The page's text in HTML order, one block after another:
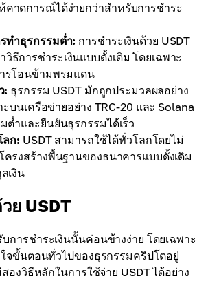
คาดการณ์ได้ง่ายกว่าสำหรับการชำระ
ทำธุรกรรมต่ำ: การชำระเงินด้วย USDT
ธีการชำระเงินแบบดั้งเดิม โดยเฉพาะ
รโอนข้ามพรมแดน
: ธุรกรรม USDT มักถูกประมวลผลอย่าง
ะบนเครือข่ายอย่าง TRC-20 และ Solana
ต่ำและยืนยันธุรกรรมได้เร็ว
ลก: USDT สามารถใช้ได้ทั่วโลกโดยไม่
ครงสร้างพื้นฐานของธนาคารแบบดั้งเดิม
เงิน
ย USDT
การชำระเงินนั้นค่อนข้างง่าย โดยเฉพาะ
จขั้นตอนทั่วไปของธุรกรรมคริปโตอยู่
องวิธีหลักในการใช้จ่าย USDT ได้อย่าง